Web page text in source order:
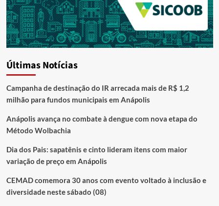
Últimas Notícias
Campanha de destinação do IR arrecada mais de R$ 1,2
milhão para fundos municipais em Anápolis
Anápolis avança no combate à dengue com nova etapa do
Método Wolbachia
Dia dos Pais: sapatênis e cinto lideram itens com maior
variação de preço em Anápolis
CEMAD comemora 30 anos com evento voltado à inclusão e
diversidade neste sábado (08)